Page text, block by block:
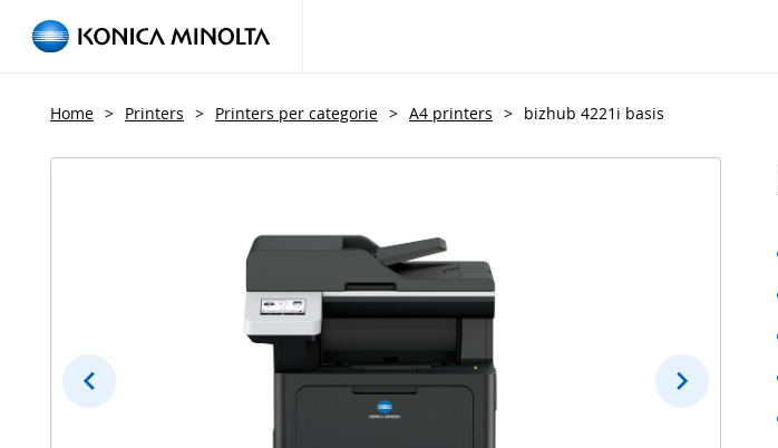
Home > Printers > Printers per categorie > A4 printers > bizhub 4221i basis